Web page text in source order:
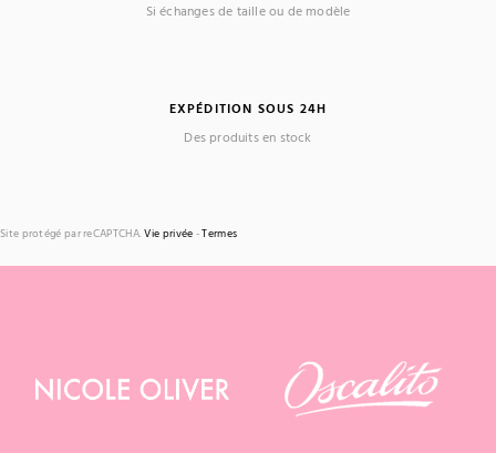
Si échanges de taille ou de modèle
EXPÉDITION SOUS 24H
Des produits en stock
Site protégé par reCAPTCHA.Vie privée -Termes